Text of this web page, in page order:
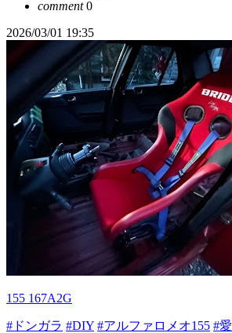
comment0
2026/03/01 19:35
155 167A2G
#ドンガラ #DIY #アルファロメオ155 #